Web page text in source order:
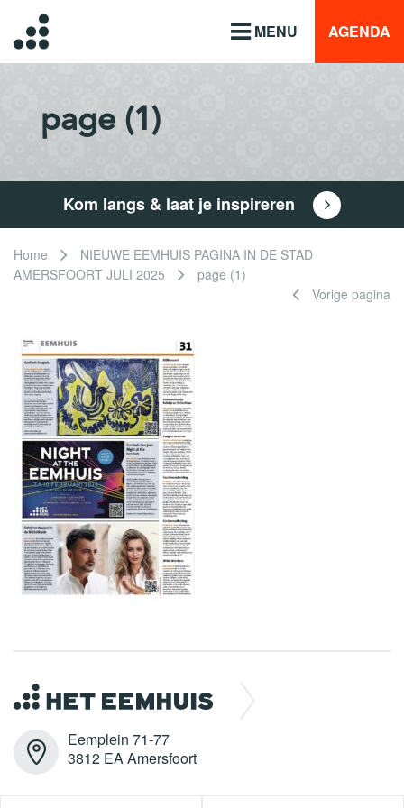
MENU AGENDA
page (1)
Kom langs & laat je inspireren
Home
NIEUWE EEMHUIS PAGINA IN DE STAD
AMERSFOORT JULI 2025
page (1)
Vorige pagina
Eemplein 71-77
3812 EA Amersfoort